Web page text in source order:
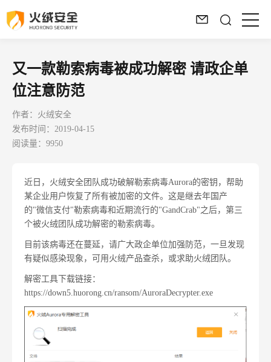
又一款勒索病毒被成功解密 请政企单
位注意防范
作者：火绒安全
发布时间：2019-04-15
阅读量：9950
近日，火绒安全团队成功破解勒索病毒Aurora的密钥，帮助
某企业用户恢复了所有被加密的文件。这是继去年国产
的"微信支付"勒索病毒和近期流行的"GandCrab"之后，第三
个被火绒团队成功解密的勒索病毒。
目前该病毒还在蔓延，请广大政企单位加强防范，一旦发现
有疑似感染现象，可用火绒产品查杀，或求助火绒团队。
解密工具下载链接：
https://down5.huorong.cn/ransom/AuroraDecrypter.exe